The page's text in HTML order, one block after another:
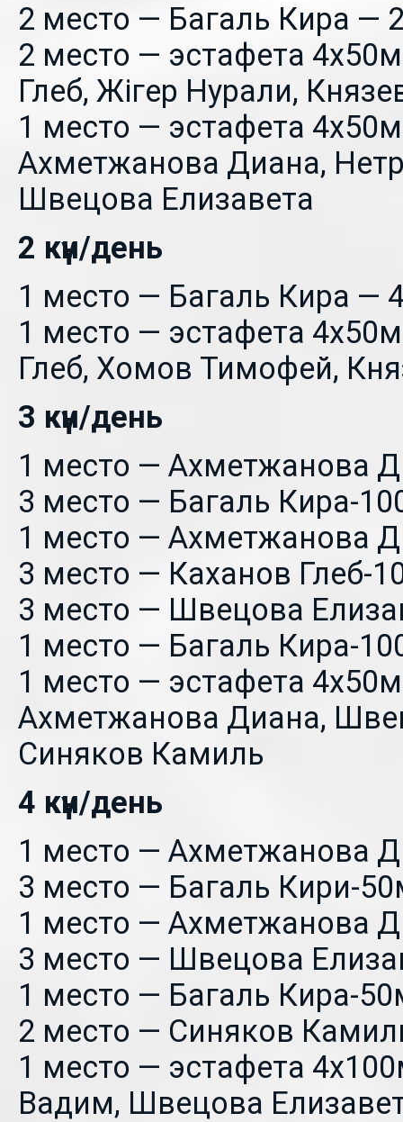
2 место — Багаль Кира —
2 место — эстафета
Глеб, Жігер Нурали,
1 место — эстафета
Ахметжанова Диана,
Швецова Елизавета
2 күн/день
1 место — Багаль Кира —
1 место — эстафета
Глеб, Хомов Тимофей,
3 күн/день
1 место — Ахметжанова
3 место — Багаль Кира-
1 место — Ахметжанова
3 место — Каханов Глеб-
3 место — Швецова
1 место — Багаль Кира-
1 место — эстафета
Ахметжанова Диана,
Синяков Камиль
4 күн/день
1 место — Ахметжанова
3 место — Багаль Кири-
1 место — Ахметжанова
3 место — Швецова
1 место — Багаль Кира-
2 место — Синяков
1 место — эстафета
Вадим, Швецова